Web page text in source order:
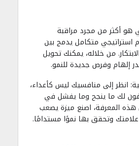
هو أكثر من مجرد مراقبة
استراتيجي متكامل يدمج بين
من خلاله، يمكنك تحويل
إلهام وفرص جديدة للنمو.
انظر إلى منافسيك ليس كأعداء،
لك ما ينجح وما يفشل في
المعرفة، اصنع ميزة يصعب
وتحقق بها نموًا مستدامًا.